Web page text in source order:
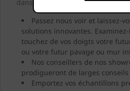
dans nos showrooms.
Passez nous voir et laissez-
solutions innovantes.
touchez de vos doigts votre
ou votre futur pavage ou mur
Nos conseillers de nos
prodigueront de larges
Emportez vos échantillons